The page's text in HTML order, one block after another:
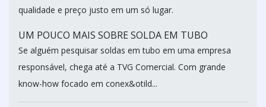
qualidade e preço justo em um só lugar.
UM POUCO MAIS SOBRE SOLDA EM TUBO
Se alguém pesquisar soldas em tubo em uma empresa
responsável, chega até a TVG Comercial. Com grande
know-how focado em conex&otild...